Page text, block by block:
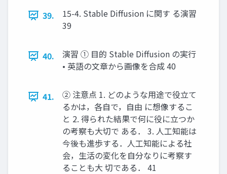
39.
15-4. Stable Diffusion に関す る演習
39
40.
演習 ① 目的 Stable Diffusion の実行
• 英語の文章から画像を合成 40
41.
② 注意点 1. どのような用途で役立て
るかは，各自で，自由 に想像するこ
と 2. 得られた結果で何に役に立つか
の考察も大切で ある． 3. 人工知能は
今後も進歩する．人工知能による社
会，生活の変化を自分なりに考察す
ることも大 切である． 41